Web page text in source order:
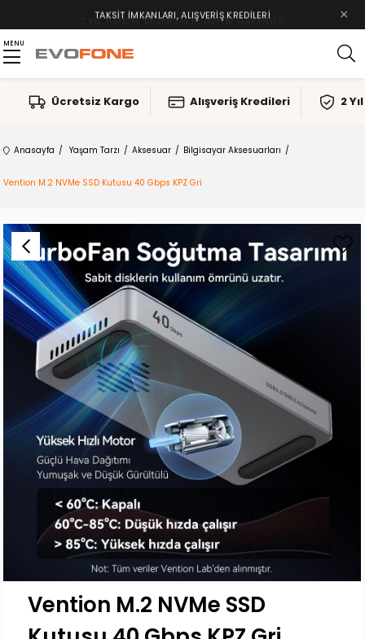
TAKSIT İMKANLARI, ALIŞVERIŞ KREDILERI
PETKIT PAKET ÜRÜNLERINDE VADE FARKSIZ 5 TAKSIT ×
MENU
Ücretsiz Kargo Alışveriş Kredileri 2
Anasayfa Yaşam Tarzı Aksesuar Bilgisayar Aksesuarları
Vention M.2 NVMe SSD Kutusu 40 Gbps KPZ Gri
Vention M.2 NVMe SSD